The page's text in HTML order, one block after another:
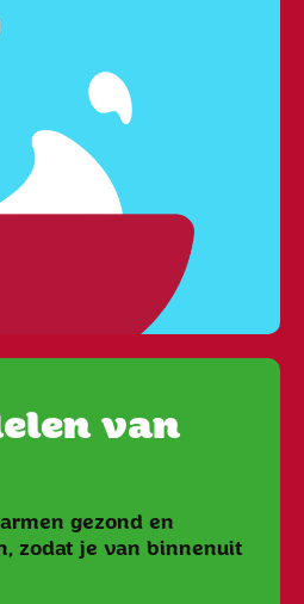
van
gezond en
zodat je van binnenuit